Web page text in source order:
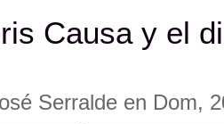
Causa y el
Serralde en Dom,